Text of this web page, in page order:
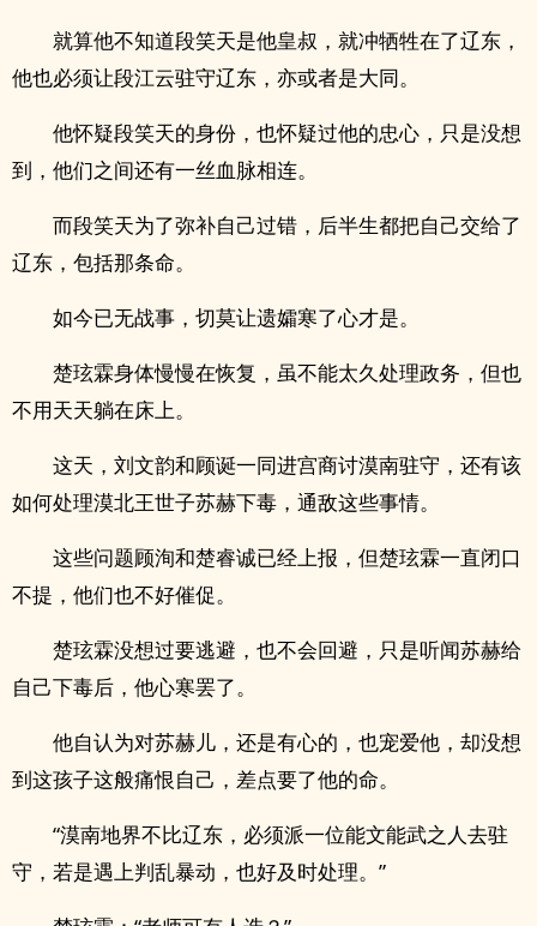
就算他不知道段笑天是他皇叔，就冲牺牲在了辽东，
他也必须让段江云驻守辽东，亦或者是大同。
他怀疑段笑天的身份，也怀疑过他的忠心，只是没想
到，他们之间还有一丝血脉相连。
而段笑天为了弥补自己过错，后半生都把自己交给了
辽东，包括那条命。
如今已无战事，切莫让遗孀寒了心才是。
楚玹霖身体慢慢在恢复，虽不能太久处理政务，但也
不用天天躺在床上。
这天，刘文韵和顾诞一同进宫商讨漠南驻守，还有该
如何处理漠北王世子苏赫下毒，通敌这些事情。
这些问题顾洵和楚睿诚已经上报，但楚玹霖一直闭口
不提，他们也不好催促。
楚玹霖没想过要逃避，也不会回避，只是听闻苏赫给
自己下毒后，他心寒罢了。
他自认为对苏赫儿，还是有心的，也宠爱他，却没想
到这孩子这般痛恨自己，差点要了他的命。
“漠南地界不比辽东，必须派一位能文能武之人去驻
守，若是遇上判乱暴动，也好及时处理。”